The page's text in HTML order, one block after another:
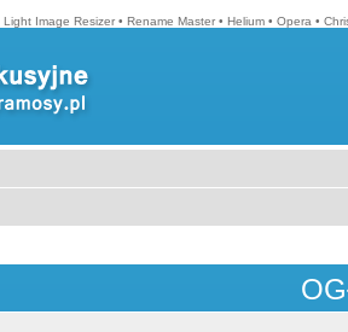
Light Image Resizer • Rename Master • Helium • Opera •